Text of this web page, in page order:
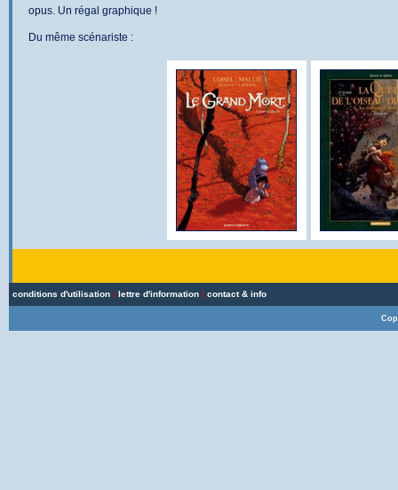
opus. Un régal graphique !
Du même scénariste :
conditions d'utilisation | lettre d'information | contact & info